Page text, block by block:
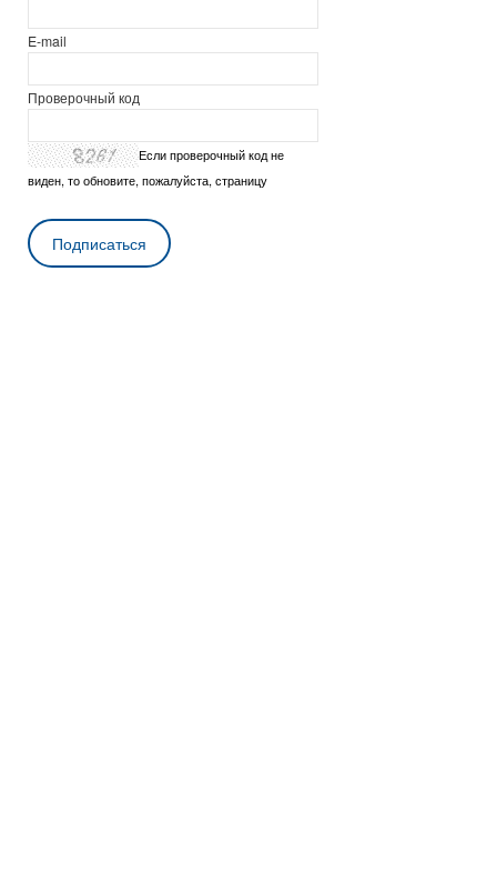
E-mail
Проверочный код
Если проверочный код не
виден, то обновите, пожалуйста, страницу